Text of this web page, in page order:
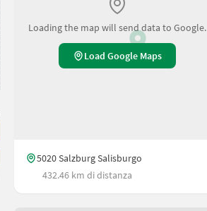
Loading the map will send data to Google.
Load Google Maps
5020 Salzburg Salisburgo
432.46 km di distanza